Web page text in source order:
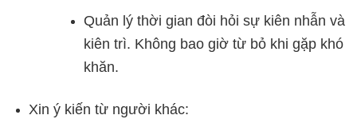
Quản lý thời gian đòi hỏi sự kiên nhẫn và
kiên trì. Không bao giờ từ bỏ khi gặp khó
khăn.
Xin ý kiến từ người khác: